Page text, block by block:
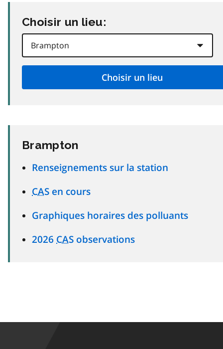
Choisir un lieu:
Brampton
Renseignements sur la station
CAS en cours
Graphiques horaires des polluants
2026 CAS observations